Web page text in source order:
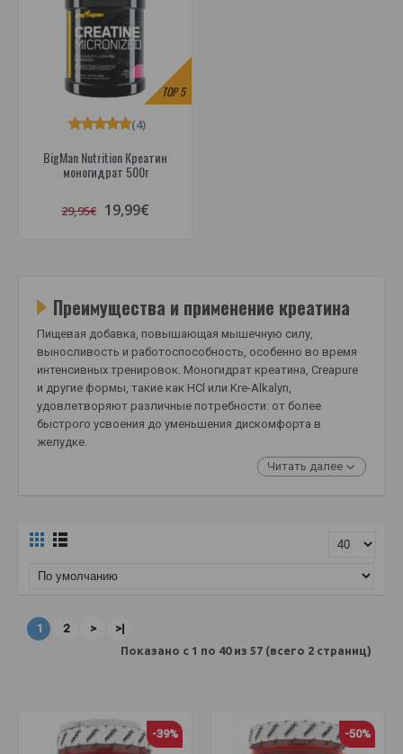
TOP5
BigMan Nutrition Креатин
моногидрат 500г
(4)
29,95€ 19,99€
Преимущества и применение креатина
Пищевая добавка, повышающая мышечную силу,
выносливость и работоспособность, особенно во время
интенсивных тренировок. Моногидрат креатина, Creapure
и другие формы, такие как HCl или Kre-Alkalyn,
удовлетворяют различные потребности: от более
быстрого усвоения до уменьшения дискомфорта в
желудке.
Читать далее
1 2 > >|
Показано с 1 по 40 из 57 (всего 2 страниц)
-39% -50%